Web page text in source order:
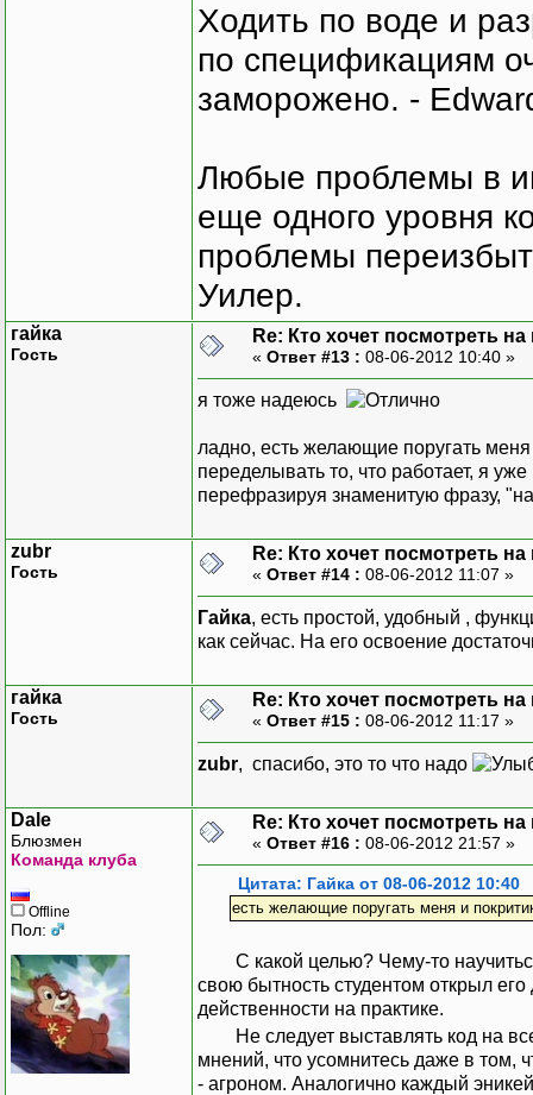
Ходить по воде и
по спецификациям
заморожено. -
Любые проблемы в
еще одного уровня
проблемы
Уилер.
гайка
Гость
Re: Кто хочет посмотреть
« Ответ #13 : 08-06-2012 10:40 »
я тоже надеюсь
ладно, есть желающие поругать
переделывать то, что работает, я
перефразируя знаменитую фразу,
zubr
Гость
Re: Кто хочет посмотреть
« Ответ #14 : 08-06-2012 11:07 »
Гайка, есть простой, удобный ,
как сейчас. На его освоение
гайка
Гость
Re: Кто хочет посмотреть
« Ответ #15 : 08-06-2012 11:17 »
zubr, спасибо, это то что надо
Dale
Блюзмен
Команда клуба
Offline
Пол:
Re: Кто хочет посмотреть
« Ответ #16 : 08-06-2012 21:57 »
Цитата: Гайка от 08-06-2012 10:40
есть желающие поругать меня и
С какой целью? Чему-то научиться? В таком случае осмелюсь предложить совет человека, который в
свою бытность студентом открыл
действенности на практике.
Не следует выставлять код на всеобщее обсуждение - получите в ответ столько взаимоисключающих
мнений, что усомнитесь даже в том,
- агроном. Аналогично каждый